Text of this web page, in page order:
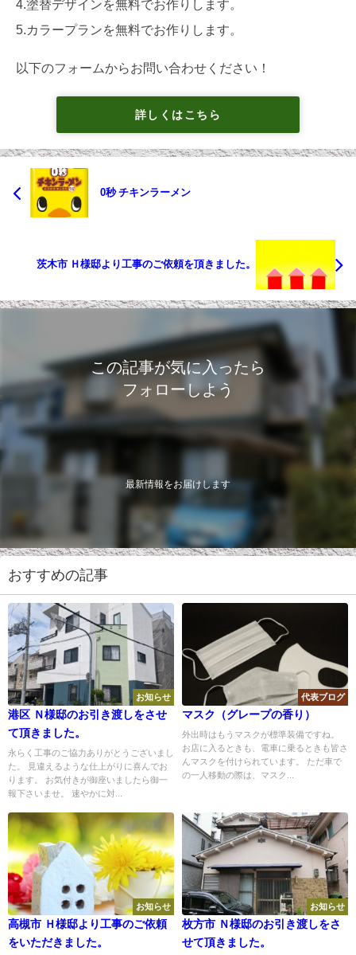
4.塗替デザインを無料でお作りします。
5.カラープランを無料でお作りします。
以下のフォームからお問い合わせください！
詳しくはこちら
0秒 チキンラーメン
茨木市 Ｈ様邸より工事のご依頼を頂きました。
この記事が気に入ったら
フォローしよう
最新情報をお届けします
おすすめの記事
お知らせ
港区 Ｎ様邸のお引き渡しをさせ
て頂きました。
永らく工事のご協力ありがとうございまし
た。 見違えるような仕上がりに喜んでお
ります。 お気付きが御座いましたら御一
報下さいませ。 速やかに対...
代表ブログ
マスク（グレープの香り）
外出時はもうマスクが標準装備ですね。
お店に入るときも、電車に乗るときも皆さ
んマスクを付けられています。 ただ車で
の一人移動の際は、マスク...
お知らせ
高槻市 Ｈ様邸より工事のご依頼
をいただきました。
お知らせ
枚方市 Ｎ様邸のお引き渡しをさ
せて頂きました。